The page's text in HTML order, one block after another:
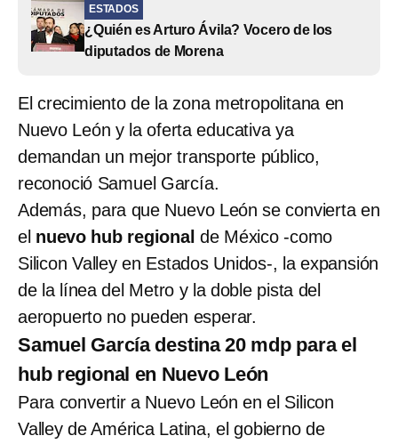
ESTADOS
¿Quién es Arturo Ávila? Vocero de los
diputados de Morena
El crecimiento de la zona metropolitana en
Nuevo León y la oferta educativa ya
demandan un mejor transporte público,
reconoció Samuel García.
Además, para que Nuevo León se convierta en
el nuevo hub regional de México -como
Silicon Valley en Estados Unidos-, la expansión
de la línea del Metro y la doble pista del
aeropuerto no pueden esperar.
Samuel García destina 20 mdp para el
hub regional en Nuevo León
Para convertir a Nuevo León en el Silicon
Valley de América Latina, el gobierno de